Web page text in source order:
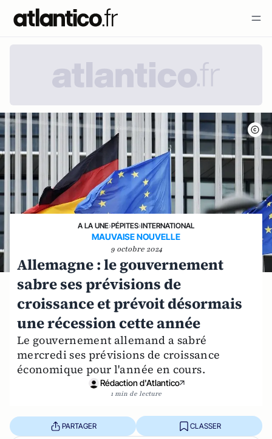
A LA UNE›PÉPITES›INTERNATIONAL
MAUVAISE NOUVELLE
9 octobre 2024
Allemagne : le gouvernement
sabre ses prévisions de
croissance et prévoit désormais
une récession cette année
Le gouvernement allemand a sabré
mercredi ses prévisions de croissance
économique pour l'année en cours.
Rédaction d'Atlantico
1 min de lecture
PARTAGER CLASSER